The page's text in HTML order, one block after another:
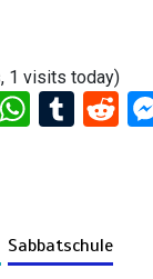
1 visits today)
W
A
T
r
R
Sabbatschule